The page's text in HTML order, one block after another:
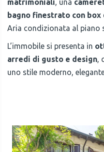
matrimoniali, una
bagno finestrato con box
Aria condizionata al piano
L’immobile si presenta in
arredi di gusto e design,
uno stile moderno,